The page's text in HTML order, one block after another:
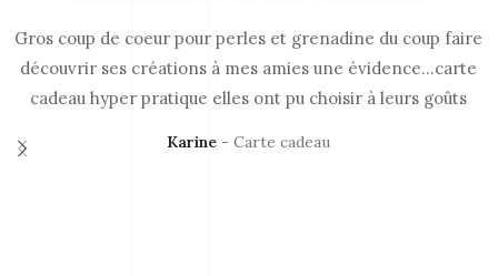
Gros coup de coeur pour perles et grenadine du coup faire
découvrir ses créations à mes amies une évidence…carte
cadeau hyper pratique elles ont pu choisir à leurs goûts
Karine Carte cadeau